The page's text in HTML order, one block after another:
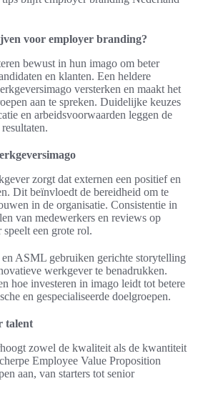
voor employer branding?
bewust in hun imago om beter
en klanten. Een heldere
versterken en maakt het
aan te spreken. Duidelijke keuzes
en arbeidsvoorwaarden leggen de
zorgt dat externen een positief en
Dit beïnvloedt de bereidheid om te
in de organisatie. Consistentie in
van medewerkers en reviews op
een grote rol.
ASML gebruiken gerichte storytelling
werkgever te benadrukken.
hoe investeren in imago leidt tot betere
en gespecialiseerde doelgroepen.
talent
zowel de kwaliteit als de kwantiteit
Employee Value Proposition
aan, van starters tot senior